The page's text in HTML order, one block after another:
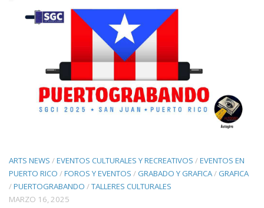
ARTS NEWS /EVENTOS CULTURALES Y RECREATIVOS /EVENTOS EN
PUERTO RICO /FOROS Y EVENTOS / GRABADO Y GRAFICA/ GRAFICA
/PUERTOGRABANDO /TALLERES CULTURALES
MARZO 16, 2025